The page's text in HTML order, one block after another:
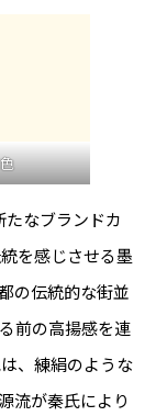
なブランドカ
を感じさせる墨
の伝統的な街並
前の高揚感を連
、練絹のような
流が秦氏により